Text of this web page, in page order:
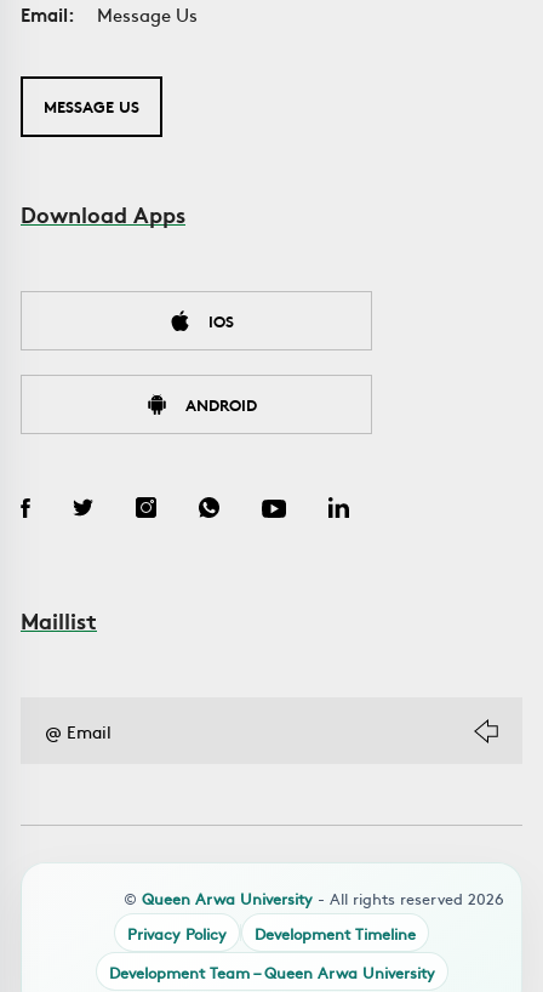
Email:
Message Us
MESSAGE US
Download Apps
IOS
ANDROID
Maillist
© Queen Arwa University - All rights reserved 2026
Privacy Policy
Development Timeline
Development Team – Queen Arwa University